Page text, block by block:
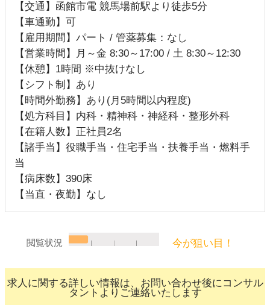
【交通】函館市電 競馬場前駅より徒歩5分
【車通勤】可
【雇用期間】パート / 管薬募集：なし
【営業時間】月～金 8:30～17:00 / 土 8:30～12:30
【休憩】1時間 ※中抜けなし
【シフト制】あり
【時間外勤務】あり(月5時間以内程度)
【処方科目】内科・精神科・神経科・整形外科
【在籍人数】正社員2名
【諸手当】役職手当・住宅手当・扶養手当・燃料手
当
【病床数】390床
【当直・夜勤】なし
閲覧状況 今が狙い目！
求人に関する詳しい情報は、お問い合わせ後にコンサル
タントよりご連絡いたします